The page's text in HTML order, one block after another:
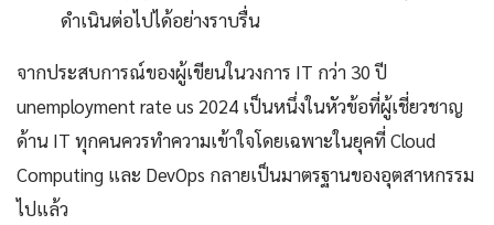
ดำเนินต่อไปได้อย่างราบรื่น
จากประสบการณ์ของผู้เขียนในวงการ IT กว่า 30 ปี
unemployment rate us 2024 เป็นหนึ่งในหัวข้อที่ผู้เชี่ยวชาญ
ด้าน IT ทุกคนควรทำความเข้าใจโดยเฉพาะในยุคที่ Cloud
Computing และ DevOps กลายเป็นมาตรฐานของอุตสาหกรรม
ไปแล้ว